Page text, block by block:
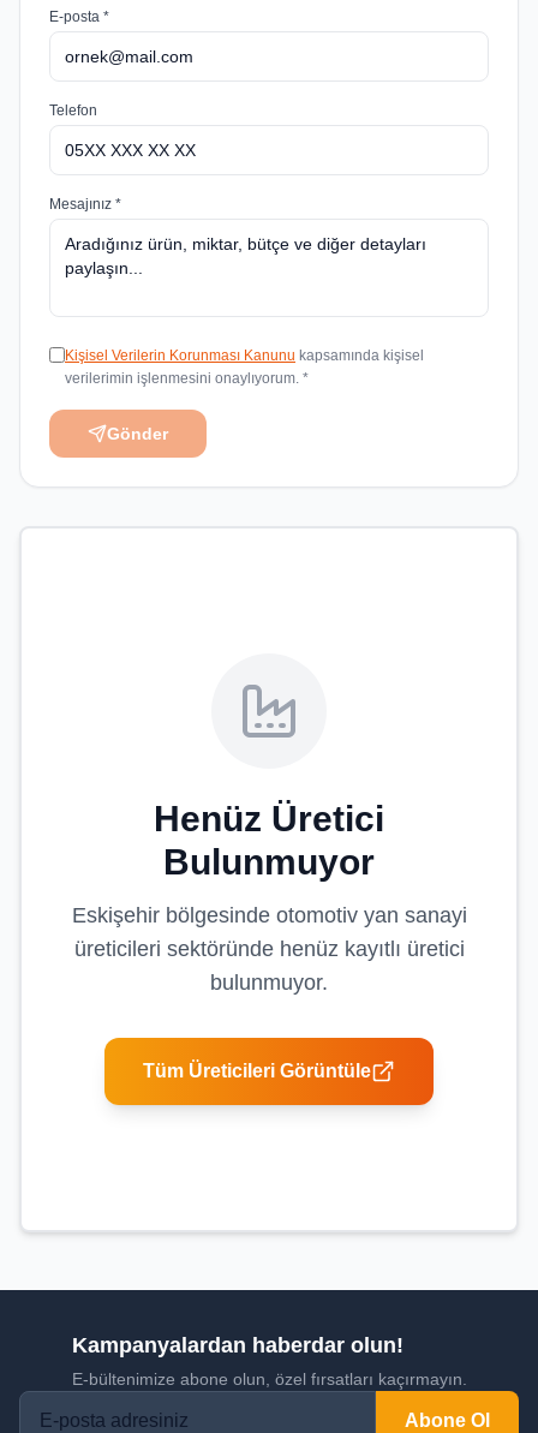
E-posta *
Telefon
Mesajınız *
Kişisel Verilerin Korunması Kanunu kapsamında kişisel
verilerimin işlenmesini onaylıyorum. *
Gönder
Henüz Üretici
Bulunmuyor
Eskişehirbölgesinde otomotiv yan sanayi
üreticileri sektöründe henüz kayıtlı üretici
bulunmuyor.
Tüm Üreticileri Görüntüle
Kampanyalardan haberdar olun!
E-bültenimize abone olun, özel fırsatları kaçırmayın.
Abone Ol